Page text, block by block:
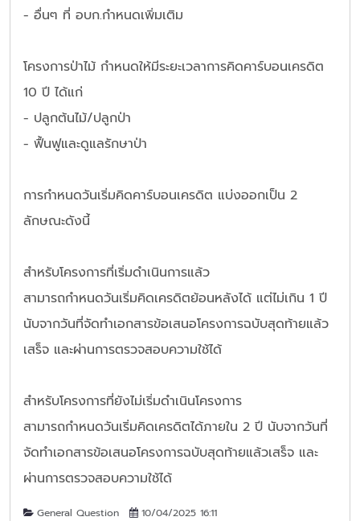
- อื่นๆ ที่ อบก.กำหนดเพิ่มเติม
โครงการป่าไม้ กำหนดให้มีระยะเวลาการคิดคาร์บอนเครดิต
10 ปี ได้แก่
- ปลูกต้นไม้/ปลูกป่า
- ฟื้นฟูและดูแลรักษาป่า
การกำหนดวันเริ่มคิดคาร์บอนเครดิต แบ่งออกเป็น 2
ลักษณะดังนี้
สำหรับโครงการที่เริ่มดำเนินการแล้ว
สามารถกำหนดวันเริ่มคิดเครดิตย้อนหลังได้ แต่ไม่เกิน 1 ปี
นับจากวันที่จัดทำเอกสารข้อเสนอโครงการฉบับสุดท้ายแล้ว
เสร็จ และผ่านการตรวจสอบความใช้ได้
สำหรับโครงการที่ยังไม่เริ่มดำเนินโครงการ
สามารถกำหนดวันเริ่มคิดเครดิตได้ภายใน 2 ปี นับจากวันที่
จัดทำเอกสารข้อเสนอโครงการฉบับสุดท้ายแล้วเสร็จ และ
ผ่านการตรวจสอบความใช้ได้
General Question 10/04/2025 16:11